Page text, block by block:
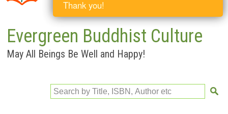
Evergreen Buddhist Culture
May All Beings Be Well and Happy!
Search by Title, ISBN, Author etc
Thank you!